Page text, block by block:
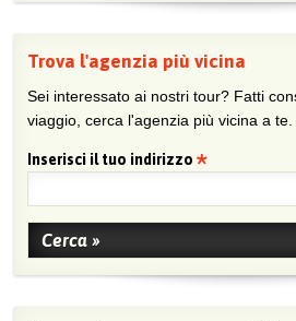
Trova l'agenzia più vicina
Sei interessato ai nostri tour? Fatti
viaggio, cerca l'agenzia più vicina a te.
Inserisci il tuo indirizzo